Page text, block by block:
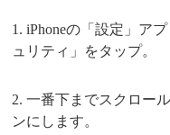
1. iPhoneの「設定」ア
ュリティ」をタップ。
2. 一番下までスクロー
ンにします。